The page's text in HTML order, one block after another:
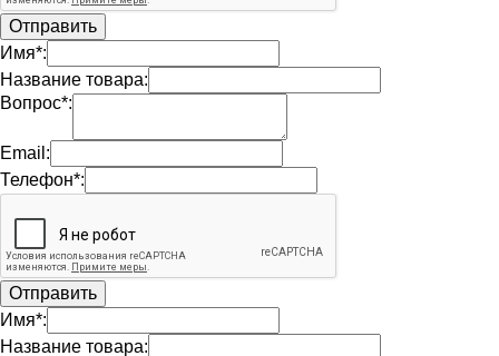
Имя*:
Название товара:
Вопрос*:
Email:
Телефон*:
Имя*:
Название товара: